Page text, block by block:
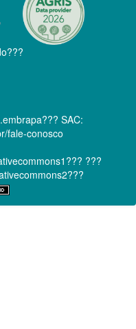
SAC:
fale-conosco
???